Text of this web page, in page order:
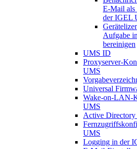
E-Mail als
der IGEL
Aufgabe
bereinigen
UMS ID
Proxyserver-
UMS
Universal
Wake-on-LAN-
UMS
Active
UMS
Logging in der